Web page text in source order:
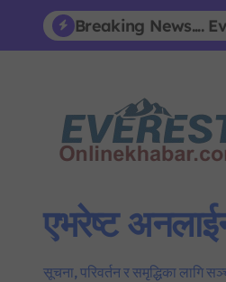
content
Breaking News....
एभरेष्ट
सूचना, परिवर्तन र समृद्धिका लागि